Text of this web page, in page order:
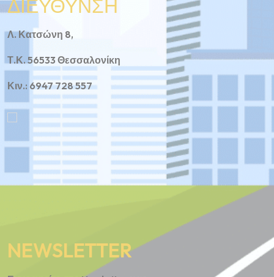
ΔΙΕΥΘΥΝΣΗ
Λ. Κατσώνη 8,
Τ.Κ. 56533 Θεσσαλονίκη
Κιν.: 6947 728 557
NEWSLETTER